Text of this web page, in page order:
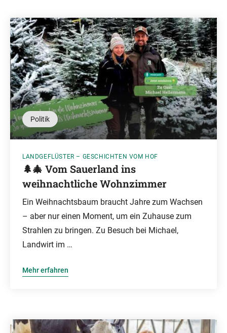
Politik
LANDGEFLÜSTER – GESCHICHTEN VOM HOF
🌲🎄 Vom Sauerland ins
weihnachtliche Wohnzimmer
Ein Weihnachtsbaum braucht Jahre zum Wachsen
– aber nur einen Moment, um ein Zuhause zum
Strahlen zu bringen. Zu Besuch bei Michael,
Landwirt im …
Mehr erfahren